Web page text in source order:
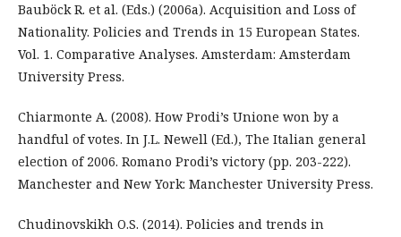
Bauböck R. et al. (Eds.) (2006a). Acquisition and Loss of
Nationality. Policies and Trends in 15 European States.
Vol. 1. Comparative Analyses. Amsterdam: Amsterdam
University Press.
Chiarmonte A. (2008). How Prodi’s Unione won by a
handful of votes. In J.L. Newell (Ed.), The Italian general
election of 2006. Romano Prodi’s victory (pp. 203-222).
Manchester and New York: Manchester University Press.
Chudinovskikh O.S. (2014). Policies and trends in